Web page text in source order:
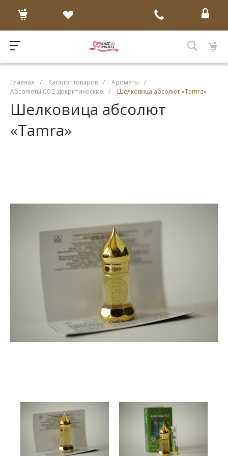
Главная / Каталог товаров / Ароматы
/
Абсолюты CO2 докритические
/ Шелковица абсолют «Тamra»
Шелковица абсолют
«Тamra»